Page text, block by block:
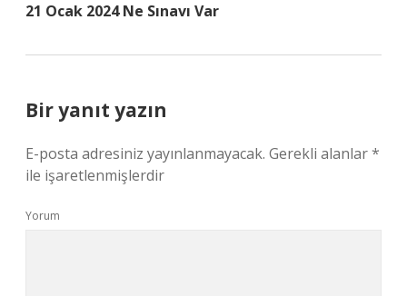
21 Ocak 2024 Ne Sınavı Var
Bir yanıt yazın
E-posta adresiniz yayınlanmayacak. Gerekli alanlar*
ile işaretlenmişlerdir
Yorum